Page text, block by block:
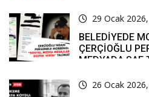
29 Ocak
BELEDİYEDE
ÇERÇİOĞLU
MEDYADA SAF
26 Ocak